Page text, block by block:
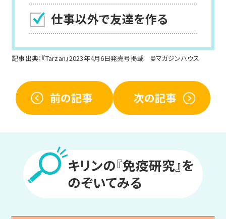
仕事以外で友達を作る
記事出典：『Tarzan』2023年4月6日発売号掲載 ©マガジンハウス
前の記事 次の記事
キリンの『免疫研究』を
のぞいてみる